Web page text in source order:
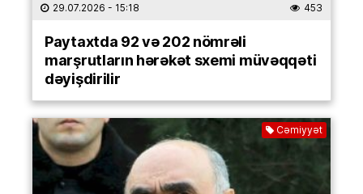
29.07.2026 - 15:18 453
Paytaxtda 92 və 202 nömrəli
marşrutların hərəkət sxemi müvəqqəti
dəyişdirilir
Cəmiyyət